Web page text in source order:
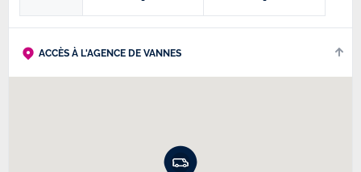
ACCÈS À L'AGENCE DE VANNES